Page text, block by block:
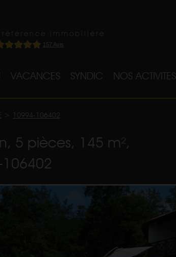
VACANCES SYNDIC NOS ACTIVITES
10994-106402
5 pièces, 145 m²,